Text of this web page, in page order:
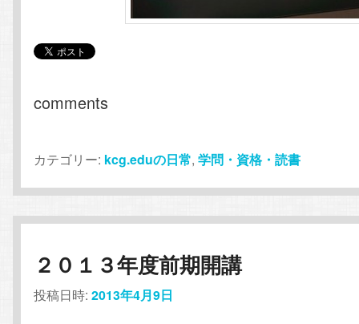
comments
カテゴリー: kcg.eduの日常,学問・資格・読書
２０１３年度前期開講
投稿日時:2013年4月9日